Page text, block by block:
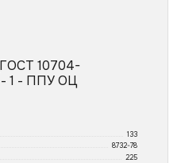
10704-
- 1 - ППУ ОЦ
133
8732-78
225